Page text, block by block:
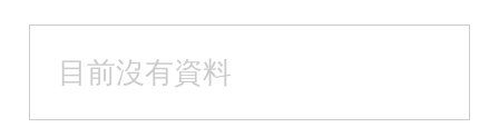
目前沒有資料